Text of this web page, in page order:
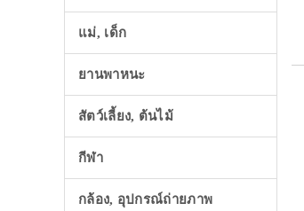
แม่, เด็ก
ยานพาหนะ
สัตว์เลี้ยง, ต้นไม้
กีฬา
กล้อง, อุปกรณ์ถ่ายภาพ